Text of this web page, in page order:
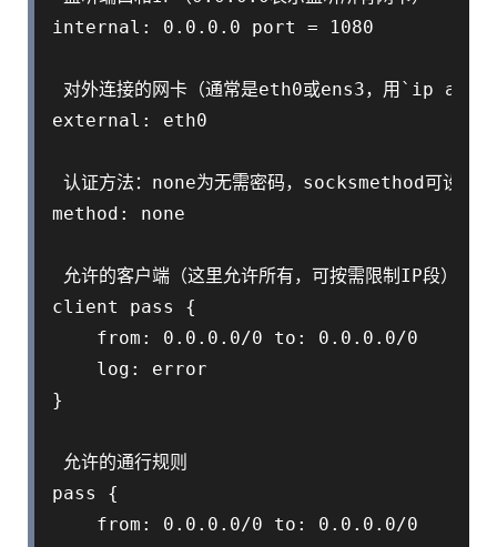
internal: 0.0.0.0 port = 1080
对外连接的网卡（通常是eth0或ens3，用`ip addr`
external: eth0
认证方法：none为无需密码，socksmethod可设为
method: none
允许的客户端（这里允许所有，可按需限制IP段）
client pass {
    from: 0.0.0.0/0 to: 0.0.0.0/0
    log: error
}
允许的通行规则
pass {
    from: 0.0.0.0/0 to: 0.0.0.0/0